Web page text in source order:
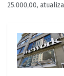
25.000,00,